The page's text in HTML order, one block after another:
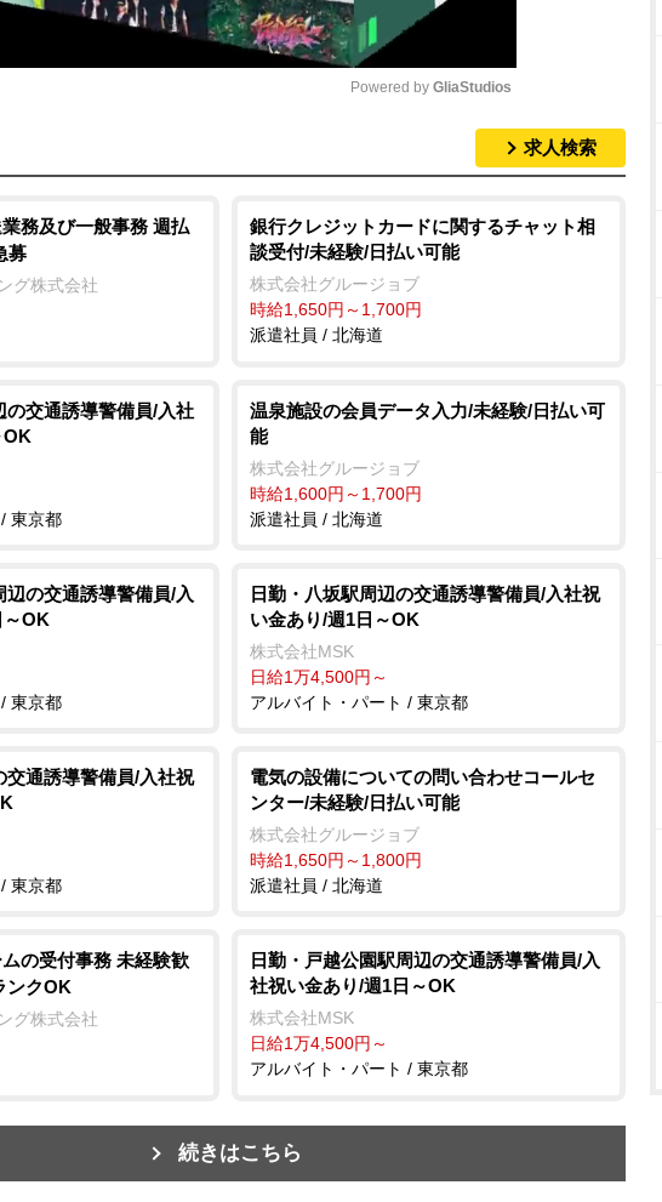
t
e
Powered by GliaStudios
求人検索
務及び一般事務 週払
募
グ株式会社
銀行クレジットカードに関するチャット相
談受付/未経験/日払い可能
株式会社グルージョブ
時給1,650円～1,700円
派遣社員 / 北海道
の交通誘導警備員/入社
OK
東京都
温泉施設の会員データ入力/未経験/日払い可
能
株式会社グルージョブ
時給1,600円～1,700円
派遣社員 / 北海道
辺の交通誘導警備員/入
～OK
東京都
日勤・八坂駅周辺の交通誘導警備員/入社祝
い金あり/週1日～OK
株式会社MSK
日給1万4,500円～
アルバイト・パート / 東京都
交通誘導警備員/入社祝
東京都
電気の設備についての問い合わせコールセ
ンター/未経験/日払い可能
株式会社グルージョブ
時給1,650円～1,800円
派遣社員 / 北海道
の受付事務 未経験歓
ンクOK
グ株式会社
日勤・戸越公園駅周辺の交通誘導警備員/入
社祝い金あり/週1日～OK
株式会社MSK
日給1万4,500円～
アルバイト・パート / 東京都
続きはこちら